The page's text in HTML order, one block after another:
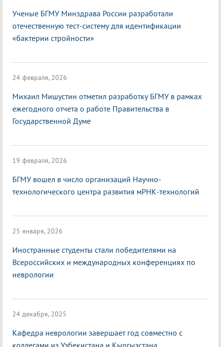
Ученые БГМУ Минздрава России разработали
отечественную тест-систему для идентификации
«бактерии стройности»
24 февраля, 2026
Михаил Мишустин отметил разработку БГМУ в рамках
ежегодного отчета о работе Правительства в
Государственной Думе
19 февраля, 2026
БГМУ вошел в число организаций Научно-
технологического центра развития мРНК-технологий
25 января, 2026
Иностранные студенты стали победителями на
Всероссийских и международных конференциях по
неврологии
24 декабря, 2025
Кафедра неврологии завершает год совместно с